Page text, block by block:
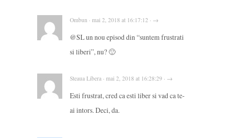
Ombun · mai 2, 2018 at 16:17:12 · →
@SL un nou episod din “suntem frustrati
si liberi”, nu? 🙂
Steaua Libera · mai 2, 2018 at 16:28:29 · →
Esti frustrat, cred ca esti liber si vad ca te-
ai intors. Deci, da.